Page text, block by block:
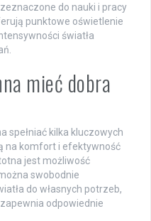
do nauki i pracy
punktowe oświetlenie
światła
mieć dobra
spełniać kilka kluczowych
na komfort i efektywność
jest możliwość
swobodnie
do własnych potrzeb,
odpowiednie